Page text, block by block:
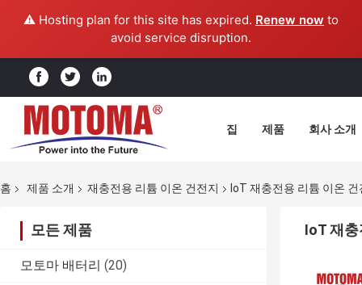
⚠️ Hosting plan for this site has expired. Renew now to
avoid service disruption.
집 제품 회사 소개
홈 제품 소개 재충전용 리튬 이온 건전지 IoT 재충전용 리튬 이온
모든 제품
모토마 배터리 (20)
IoT 재